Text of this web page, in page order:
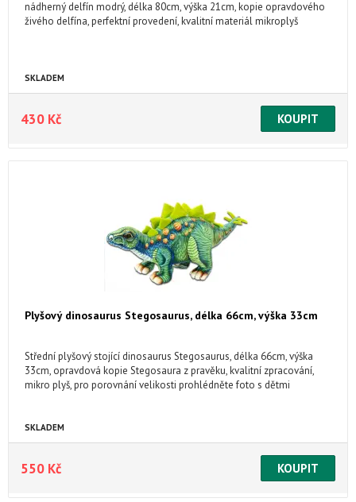
nádherný delfín modrý, délka 80cm, výška 21cm, kopie opravdového
živého delfína, perfektní provedení, kvalitní materiál mikroplyš
SKLADEM
430 Kč
Plyšový dinosaurus Stegosaurus, délka 66cm, výška 33cm
Střední plyšový stojící dinosaurus Stegosaurus, délka 66cm, výška
33cm, opravdová kopie Stegosaura z pravěku, kvalitní zpracování,
mikro plyš, pro porovnání velikosti prohlédněte foto s dětmi
SKLADEM
550 Kč